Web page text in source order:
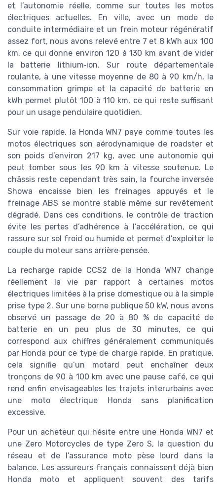
et l’autonomie réelle, comme sur toutes les motos
électriques actuelles. En ville, avec un mode de
conduite intermédiaire et un frein moteur régénératif
assez fort, nous avons relevé entre 7 et 8 kWh aux 100
km, ce qui donne environ 120 à 130 km avant de vider
la batterie lithium‑ion. Sur route départementale
roulante, à une vitesse moyenne de 80 à 90 km/h, la
consommation grimpe et la capacité de batterie en
kWh permet plutôt 100 à 110 km, ce qui reste suffisant
pour un usage pendulaire quotidien.
Sur voie rapide, la Honda WN7 paye comme toutes les
motos électriques son aérodynamique de roadster et
son poids d’environ 217 kg, avec une autonomie qui
peut tomber sous les 90 km à vitesse soutenue. Le
châssis reste cependant très sain, la fourche inversée
Showa encaisse bien les freinages appuyés et le
freinage ABS se montre stable même sur revêtement
dégradé. Dans ces conditions, le contrôle de traction
évite les pertes d’adhérence à l’accélération, ce qui
rassure sur sol froid ou humide et permet d’exploiter le
couple du moteur sans arrière‑pensée.
La recharge rapide CCS2 de la Honda WN7 change
réellement la vie par rapport à certaines motos
électriques limitées à la prise domestique ou à la simple
prise type 2. Sur une borne publique 50 kW, nous avons
observé un passage de 20 à 80 % de capacité de
batterie en un peu plus de 30 minutes, ce qui
correspond aux chiffres généralement communiqués
par Honda pour ce type de charge rapide. En pratique,
cela signifie qu’un motard peut enchaîner deux
tronçons de 90 à 100 km avec une pause café, ce qui
rend enfin envisageables les trajets interurbains avec
une moto électrique Honda sans planification
excessive.
Pour un acheteur qui hésite entre une Honda WN7 et
une Zero Motorcycles de type Zero S, la question du
réseau et de l’assurance moto pèse lourd dans la
balance. Les assureurs français connaissent déjà bien
Honda moto et appliquent souvent des tarifs